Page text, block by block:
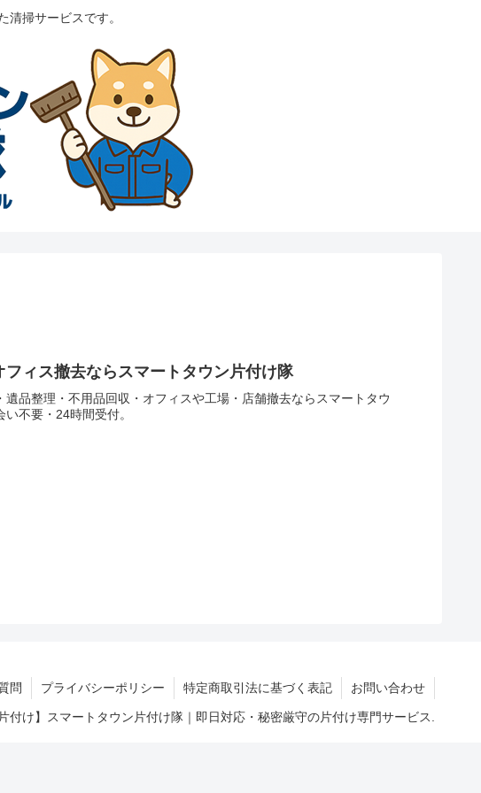
掃サービスです。
ィス撤去ならスマートタウン片付け隊
品整理・不用品回収・オフィスや工場・店舗撤去ならスマートタウ
不要・24時間受付。
問 プライバシーポリシー 特定商取引法に基づく表記 お問い合わせ
付け】スマートタウン片付け隊｜即日対応・秘密厳守の片付け専門サービス.